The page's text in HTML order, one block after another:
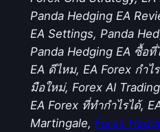
Panda Hedging EA
EA Settings, Panda
Panda Hedging EA ซื้อ
EA ดีไหม, EA Forex กำไ
มือใหม่, Forex AI
EA Forex ที่ทำกำไรได้,
Martingale, Forex